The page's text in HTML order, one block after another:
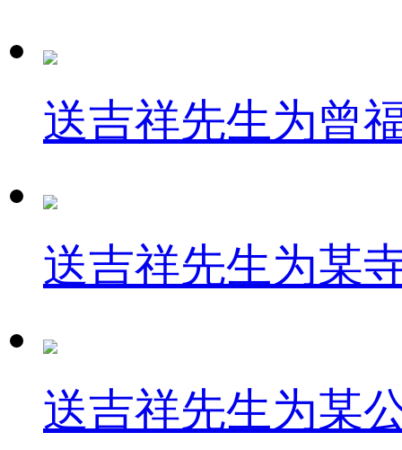
送吉祥先生为曾
送吉祥先生为某
送吉祥先生为某